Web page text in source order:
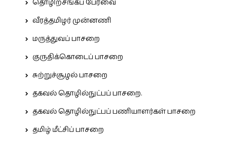
தொழிற்சங்கப் பேரவை
வீரத்தமிழர் முன்னணி
மருத்துவப் பாசறை
குருதிக்கொடைப் பாசறை
சுற்றுச்சூழல் பாசறை
தகவல் தொழில்நுட்பப் பாசறை.
தகவல் தொழில்நுட்பப் பணியாளர்கள் பாசறை
தமிழ் மீட்சிப் பாசறை